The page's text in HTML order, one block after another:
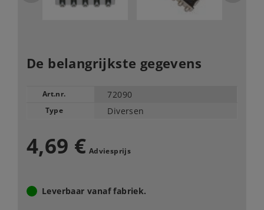
De belangrijkste gegevens
Art.nr. 72090
Type Diversen
4,69 € Adviesprijs
Leverbaar vanaf fabriek.